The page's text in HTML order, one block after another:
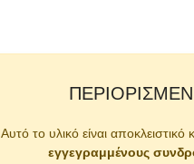
Αυτό το υλικό είναι αποκλειστικό
εγγεγραμμένους